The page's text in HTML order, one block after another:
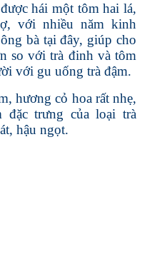
hái một tôm hai lá,
với nhiều năm kinh
bà tại đây, giúp cho
so với trà đinh và tôm
với gu uống trà đậm.
hương cỏ hoa rất nhẹ,
đặc trưng của loại trà
hậu ngọt.